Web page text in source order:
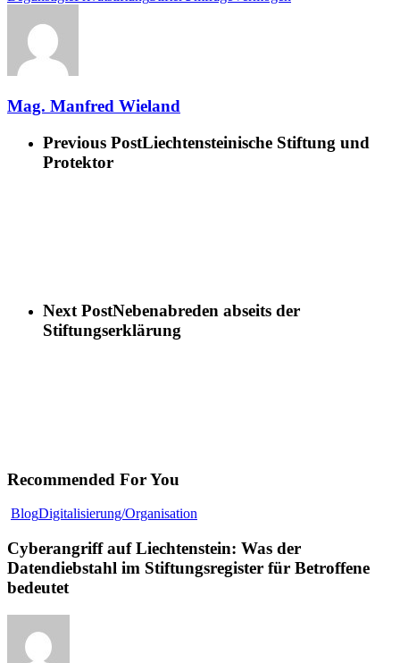
Mag. Manfred Wieland
Previous PostLiechtensteinische Stiftung und
Protektor
Next PostNebenabreden abseits der
Stiftungserklärung
Recommended For You
BlogDigitalisierung/Organisation
Liechtenstein:
der
Cyberangriff auf Liechtenstein: Was der
Datendiebstahl im Stiftungsregister für Betroffene
bedeutet